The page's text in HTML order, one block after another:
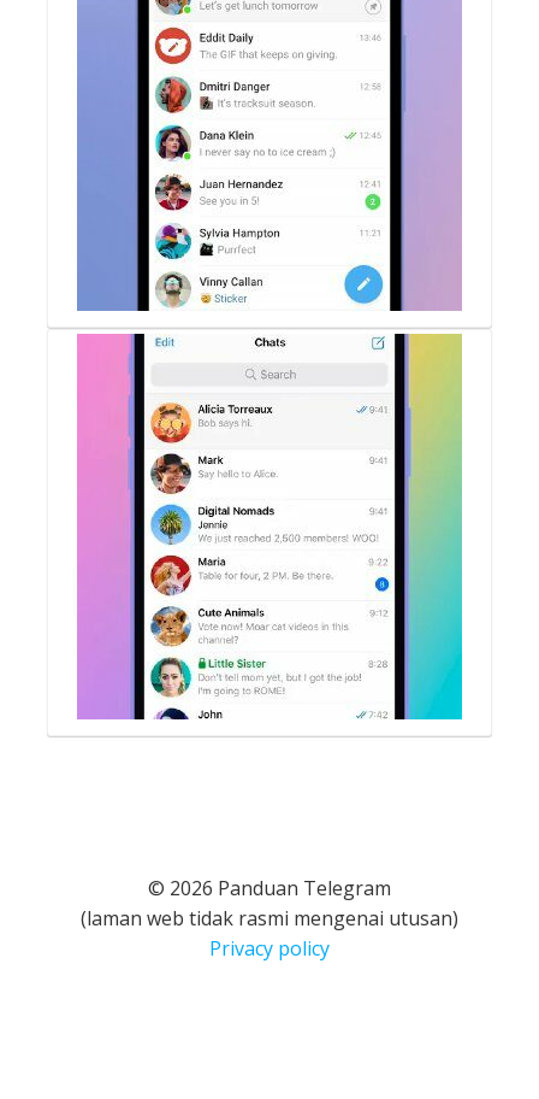
© 2026 Panduan Telegram
(laman web tidak rasmi mengenai utusan)
Privacy policy